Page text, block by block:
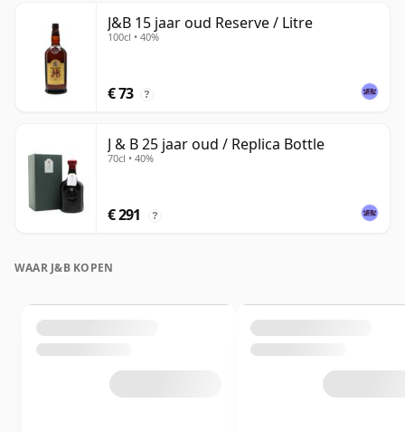
J&B 15 jaar oud Reserve / Litre
100cl • 40%
€ 73 ?
J & B 25 jaar oud / Replica Bottle
70cl • 40%
€ 291 ?
WAAR J&B KOPEN